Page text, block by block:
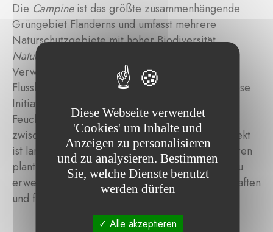
Die Campineist das größte zusammenhängende
Grüngebiet Flanderns und umfasst mehrere
Naturschutzgebiete mit hoher Biodiversität.
Natuurpunt
Verwaltung eines Naturschutzgebiets in den
Flusslandschaften der
Grote und
. Diese
Initiative zielt darauf ab, die Auwälder und
Feuchtgebiete entlang dieser beiden Flüsse
zwischen Balen und Helen zu erhalten. Das Projekt
ist langfristig angelegt – in den kommenden Jahren
plant
Natuurpunt, schrittweise weitere Flächen zu
erwerben, zu schützen, nachhaltig zu bewirtschaften
und für Besucher zugänglich zu machen.
Diese Webseite verwendet
'Cookies' um Inhalte und
Anzeigen zu personalisieren
und zu analysieren. Bestimmen
Sie, welche Dienste benutzt
werden dürfen
Alle akzeptieren